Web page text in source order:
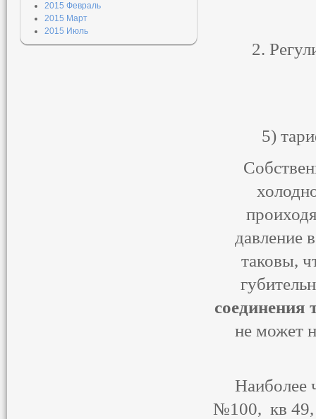
2.
5)
давление
таковы,
соединения
не может
Наиболее
№100, кв 49,
2015 Февраль
2015 Март
2015 Июль